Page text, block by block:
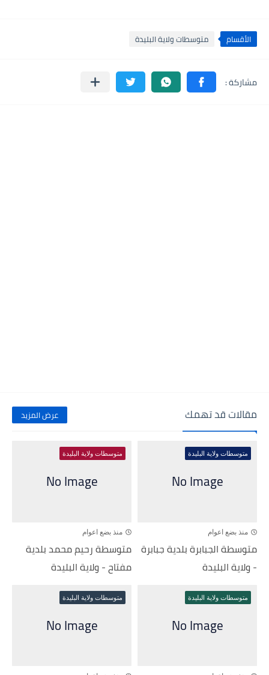
الأقسام متوسطات ولاية البليدة
مقالات قد تهمك عرض المزيد
متوسطات ولاية البليدة
منذ بضع اعوام
متوسطة الجبابرة بلدية جبابرة
- ولاية البليدة
متوسطات ولاية البليدة
منذ بضع اعوام
متوسطة رحيم محمد بلدية
مفتاح - ولاية البليدة
متوسطات ولاية البليدة متوسطات ولاية البليدة